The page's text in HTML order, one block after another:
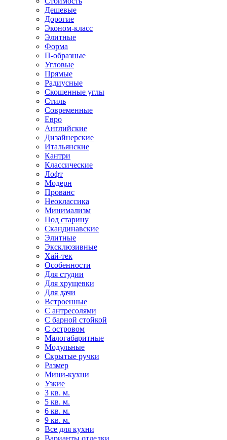
Дешевые
Дорогие
Эконом-класс
Элитные
Форма
П-образные
Угловые
Прямые
Радиусные
Скошенные углы
Стиль
Современные
Евро
Английские
Дизайнерские
Итальянские
Кантри
Классические
Лофт
Модерн
Прованс
Неоклассика
Минимализм
Под старину
Скандинавские
Элитные
Эксклюзивные
Хай-тек
Особенности
Для студии
Для хрущевки
Для дачи
Встроенные
С антресолями
С барной стойкой
С островом
Малогабаритные
Модульные
Скрытые ручки
Размер
Мини-кухни
Узкие
3 кв. м.
5 кв. м.
6 кв. м.
9 кв. м.
Все для кухни
Варианты отделки